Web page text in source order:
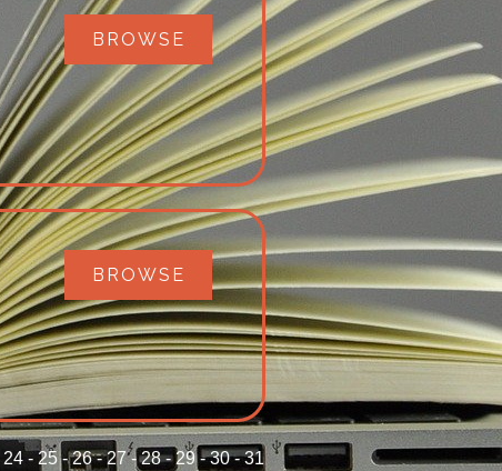
BROWSE
BROWSE
24 - 25-26-27-28-29-30-31